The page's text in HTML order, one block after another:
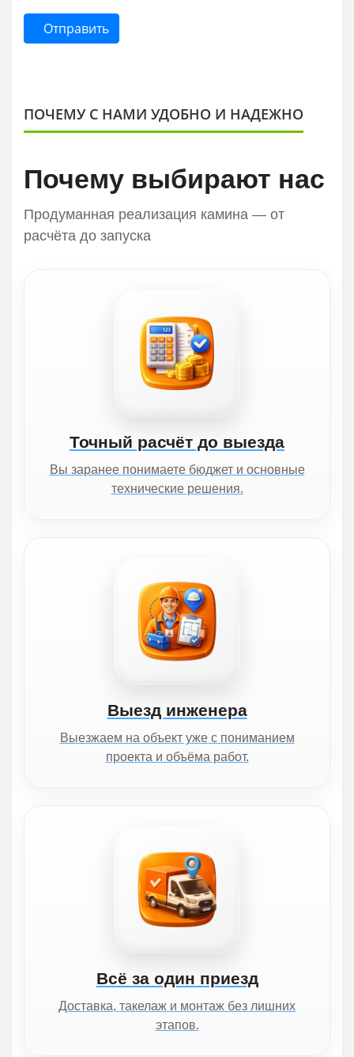
Отправить
ПОЧЕМУ С НАМИ УДОБНО И НАДЕЖНО
Почему выбирают нас
Продуманная реализация камина — от
расчёта до запуска
Точный расчёт до выезда
Вы заранее понимаете бюджет и основные
технические решения.
Выезд инженера
Выезжаем на объект уже с пониманием
проекта и объёма работ.
Всё за один приезд
Доставка, такелаж и монтаж без лишних
этапов.